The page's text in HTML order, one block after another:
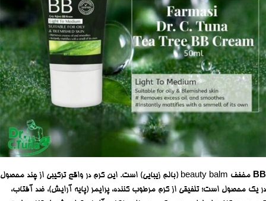
BB
مخفف beauty balm (بالم زیبایی) است. این کرم در واقع ترکیبی از چند محصول
در یک محصول است؛ تلفیقی از کرم مرطوب کننده، پرایمر (پایه آرایش)، ضد آفتاب،